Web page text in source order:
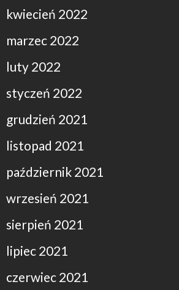
kwiecień 2022
marzec 2022
luty 2022
styczeń 2022
grudzień 2021
listopad 2021
październik 2021
wrzesień 2021
sierpień 2021
lipiec 2021
czerwiec 2021